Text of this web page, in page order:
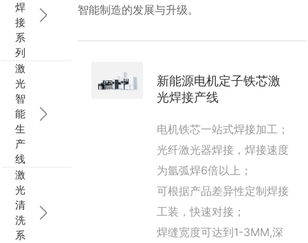
焊
接
系
列
激
光
智
能
生
产
线
激
光
清
洗
系
智能制造的发展与升级。
新能源电机定子铁芯激
光焊接产线
电机铁芯一站式焊接加工；
光纤激光器焊接，焊接速度
为氩弧焊6倍以上；
可根据产品差异性定制焊接
工装，快速对接；
焊缝宽度可达到1-3MM,深